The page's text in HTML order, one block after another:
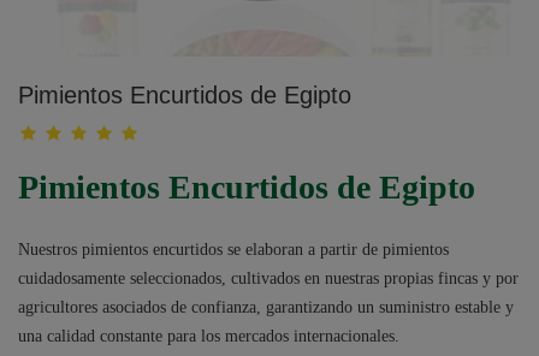
Pimientos Encurtidos de Egipto
Pimientos Encurtidos de Egipto
Nuestros pimientos encurtidos se elaboran a partir de pimientos
cuidadosamente seleccionados, cultivados en nuestras propias fincas y por
agricultores asociados de confianza, garantizando un suministro estable y
una calidad constante para los mercados internacionales.